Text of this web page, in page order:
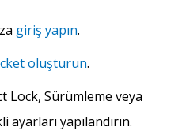
giriş yapın.
oluşturun.
Lock, Sürümleme veya
yapılandırın.